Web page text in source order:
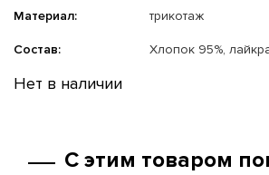
Материал: трикотаж
Состав: Хлопок 95%,
Нет в наличии
С этим товаром